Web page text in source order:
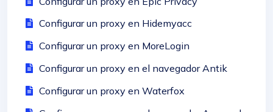
Configurar un proxy en Hidemyacc
Configurar un proxy en MoreLogin
Configurar un proxy en el navegador Antik
Configurar un proxy en Waterfox